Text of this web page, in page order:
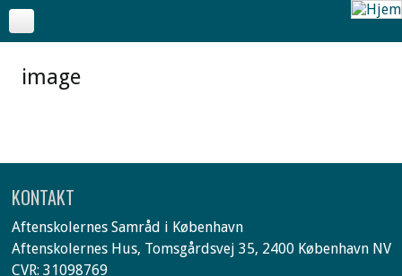
image
KONTAKT
Aftenskolernes Samråd i København
Aftenskolernes Hus, Tomsgårdsvej 35, 2400 København NV
CVR: 31098769